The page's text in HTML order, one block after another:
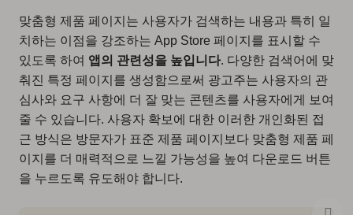
맞춤형 제품 페이지는 사용자가 검색하는 내용과 특히 일
치하는 이점을 강조하는 App Store 페이지를 표시할 수
있도록 하여 앱의 관련성을 높입니다. 다양한 검색어에 맞
춰진 특정 페이지를 생성함으로써 광고주는 사용자의 관
심사와 요구 사항에 더 잘 맞는 콘텐츠를 사용자에게 보여
줄 수 있습니다. 사용자 확보에 대한 이러한 개인화된 접
근 방식은 방문자가 표준 제품 페이지보다 맞춤형 제품 페
이지를 더 매력적으로 느낄 가능성을 높여 다운로드 버튼
을 누르도록 유도해야 합니다.